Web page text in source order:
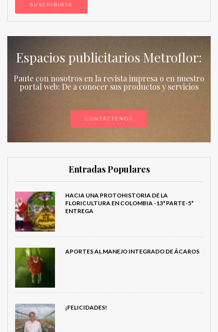
Espacios publicitarios Metroflor:
Paute con nosotros en la revista impresa o en nuestro
portal web: De a conocer sus productos y servicios
CONTÁCTENOS
Entradas Populares
HACIA UNA PROTOHISTORIA DE LA
FLORICULTURA EN COLOMBIA -13ª PARTE-5ª
ENTREGA
APORTES AL MANEJO INTEGRADO DE ÁCAROS
¡FELICIDADES!